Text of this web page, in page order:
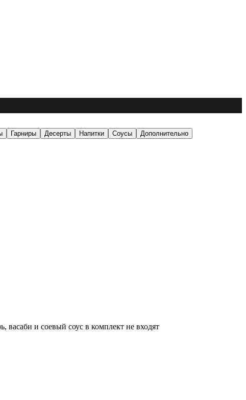
Гарниры Десерты Напитки Соусы Дополнительно
васаби и соевый соус в комплект не входят